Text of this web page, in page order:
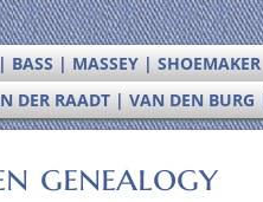
| MASSEY |
RAADT | VAN DEN BURG
genealogy